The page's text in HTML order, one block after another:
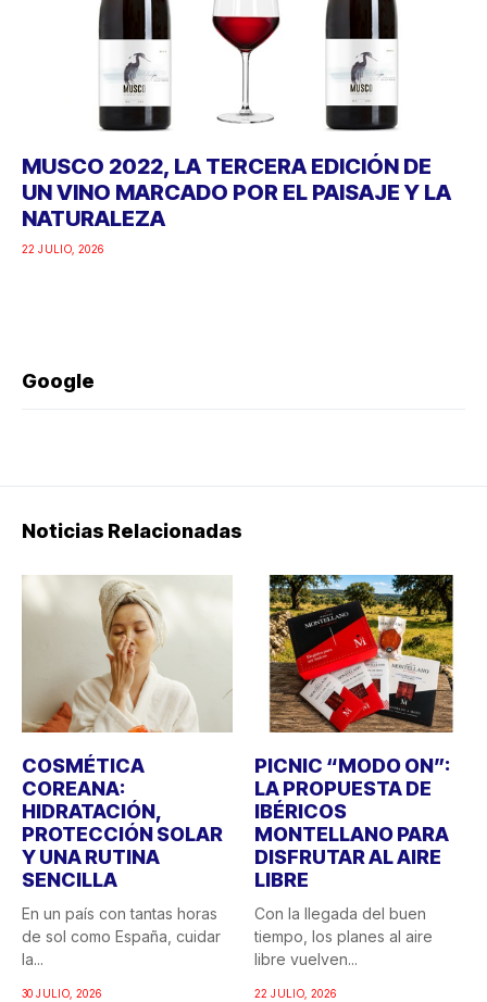
MUSCO 2022, LA TERCERA EDICIÓN DE
UN VINO MARCADO POR EL PAISAJE Y LA
NATURALEZA
22 JULIO, 2026
Google
Noticias Relacionadas
COSMÉTICA
COREANA:
HIDRATACIÓN,
PROTECCIÓN SOLAR
Y UNA RUTINA
SENCILLA
En un país con tantas horas
de sol como España, cuidar
la...
30 JULIO, 2026
PICNIC “MODO ON”:
LA PROPUESTA DE
IBÉRICOS
MONTELLANO PARA
DISFRUTAR AL AIRE
LIBRE
Con la llegada del buen
tiempo, los planes al aire
libre vuelven...
22 JULIO, 2026